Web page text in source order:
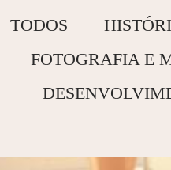
TODOS
FOTOGRAFIA E